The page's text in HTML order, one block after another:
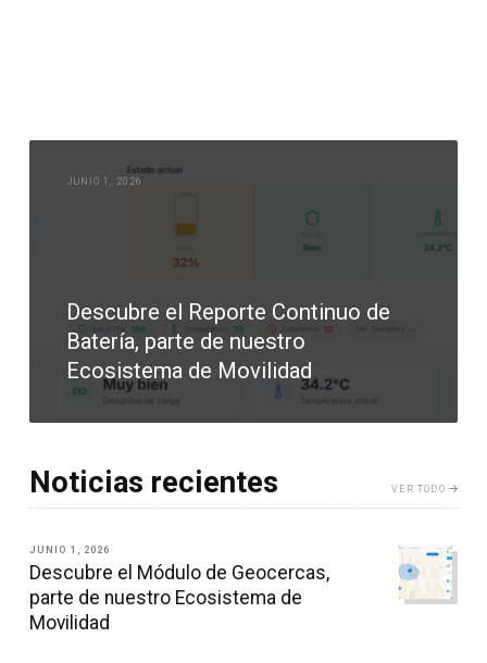
JUNIO 1, 2026
Descubre el Reporte Continuo de
Batería, parte de nuestro
Ecosistema de Movilidad
Noticias recientes VER TODO
JUNIO 1, 2026
Descubre el Módulo de Geocercas,
parte de nuestro Ecosistema de
Movilidad